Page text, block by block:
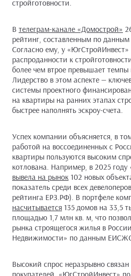
стройготовности.
В телеграм-канале «Домострой»
рейтинг, составленным по
Согласно ему, у «ЮгСтройИнвест»
распроданности к
более чем втрое превышает темпы
Лидерство в этом аспекте —
системы проектного
на квартиры на ранних этапах
быстрее наполнять эскроу-счета.
Успех компании объясняется, в
работой на воссоединенных с
квартиры пользуются высоким
котлована. Например, в 2025
вывела на рынок 102 новых
показатель среди всех
рейтинга ЕРЗ.РФ). В портфеле
насчитывается 135 домов на 33,5
площадью 1,7 млн кв. м, что
рынка строящегося жилья в
Недвижимости» по данным
Высокий спрос неразрывно
покупателей. «ЮгСтройИнвест»